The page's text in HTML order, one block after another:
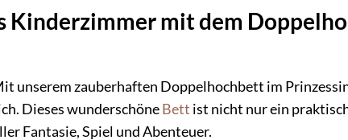
Kinderzimmer mit dem
unserem zauberhaften Doppelhochbett im
Dieses wunderschöneBett ist nicht nur ein
Fantasie, Spiel und Abenteuer.